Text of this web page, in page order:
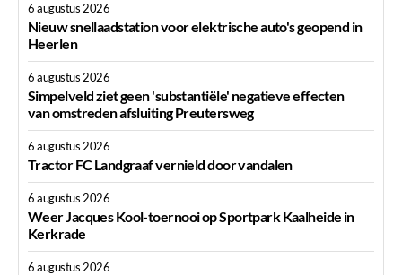
6 augustus 2026
Nieuw snellaadstation voor elektrische auto's geopend in
Heerlen
6 augustus 2026
Simpelveld ziet geen 'substantiële' negatieve effecten
van omstreden afsluiting Preutersweg
6 augustus 2026
Tractor FC Landgraaf vernield door vandalen
6 augustus 2026
Weer Jacques Kool-toernooi op Sportpark Kaalheide in
Kerkrade
6 augustus 2026